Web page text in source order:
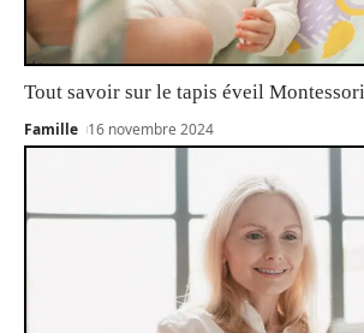
Tout savoir sur le tapis éveil Montessori
Famille 16 novembre 2024